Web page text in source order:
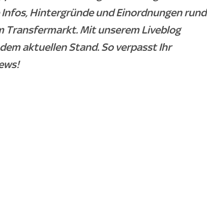
Hintergründe und Einordnungen rund
Transfermarkt. Mit unserem Liveblog
aktuellen Stand. So verpasst Ihr